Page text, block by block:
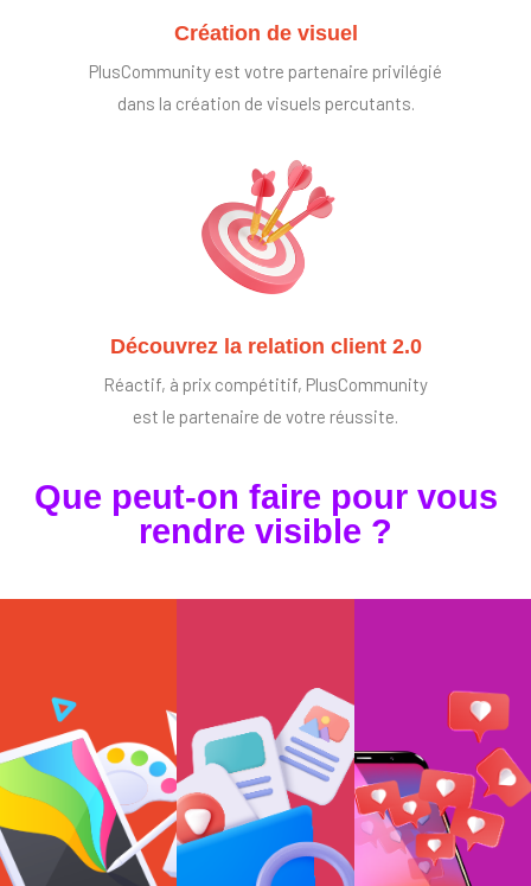
Création de visuel
PlusCommunity est votre partenaire privilégié
dans la création de visuels percutants.
Découvrez la relation client 2.0
Réactif, à prix compétitif, PlusCommunity
est le partenaire de votre réussite.
Que peut-on faire pour vous
rendre visible ?